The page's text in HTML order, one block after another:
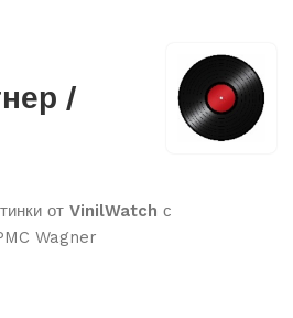
/
от VinilWatch с
Wagner